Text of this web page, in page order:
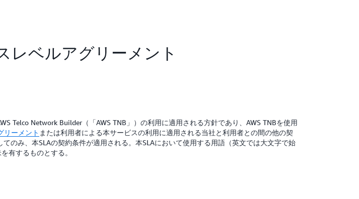
レベルアグリーメント
Telco Network Builder（「AWS TNB」）の利用に適用される方針であり、AWS TNBを使用
リーメント または利用者による本サービスの利用に適用される当社と利用者との間の他の契
のみ、本SLAの契約条件が適用される。本SLAにおいて使用する用語（英文では大文字で始
有するものとする。